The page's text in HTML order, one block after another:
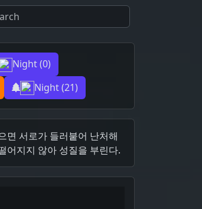
Night(0)
Night(21)
면 서로가 들러붙어 난처해
어지지 않아 성질을 부린다.